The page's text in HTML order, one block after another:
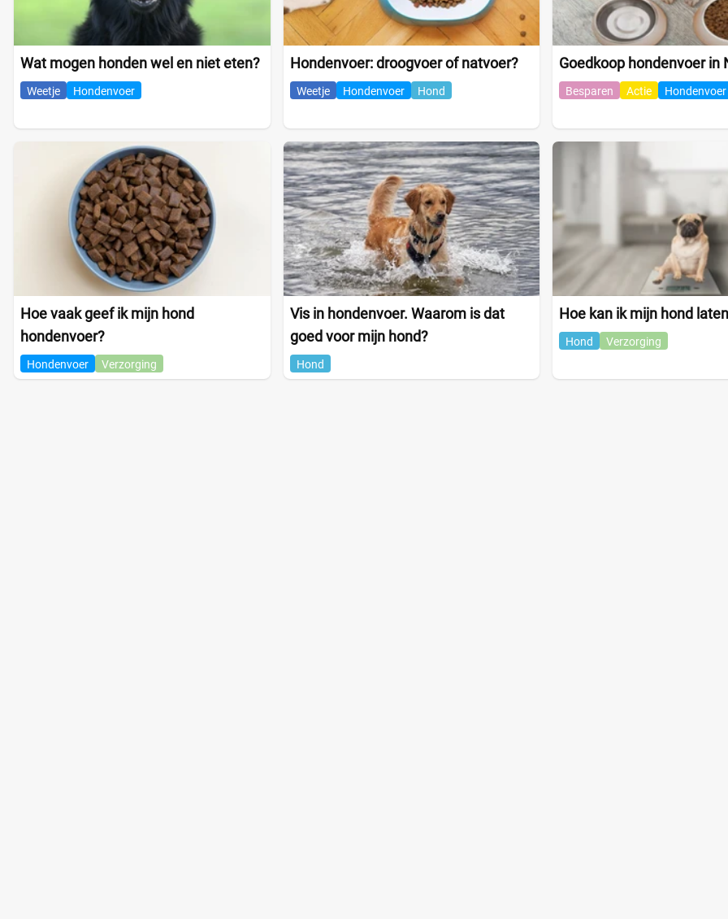
Wat mogen honden wel en niet eten?
Weetje Hondenvoer
Hondenvoer: droogvoer of natvoer?
Weetje Hondenvoer Hond
Goedkoop hondenvoer in
Besparen Actie Hondenvoer
Hoe vaak geef ik mijn hond
hondenvoer?
Hondenvoer Verzorging
Vis in hondenvoer. Waarom is dat
goed voor mijn hond?
Hond
Hoe kan ik mijn hond
Hond Verzorging